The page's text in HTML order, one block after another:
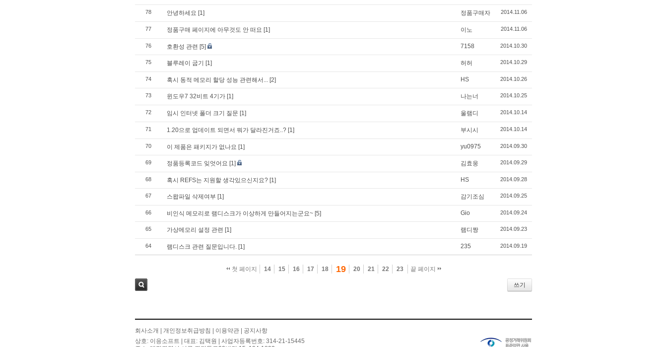
78 안녕하세요 [1] 정품구매자 2014.11.06
77 정품구매 페이지에 아무것도 안 떠요 [1] 이노 2014.11.06
76 호환성 관련 [5] 7158 2014.10.30
75 블루레이 굽기 [1] 허허 2014.10.29
74 혹시 동적 메모리 할당 성능 관련해서... [2] HS 2014.10.26
73 윈도우7 32비트 4기가 [1] 나는너 2014.10.25
72 임시 인터넷 폴더 크기 질문 [1] 울램디 2014.10.14
71 1.20으로 업데이트 되면서 뭐가 달라진거죠..? [1] 부시시 2014.10.14
70 이 제품은 패키지가 없나요 [1] yu0975 2014.09.30
69 정품등록코드 잊엇어요 [1] 김효웅 2014.09.29
68 혹시 REFS는 지원할 생각있으신지요? [1] HS 2014.09.28
67 스왑파일 삭제여부 [1] 감기조심 2014.09.25
66 비인식 메모리로 램디스크가 이상하게 만들어지는군요~ [5] Gio 2014.09.24
65 가상메모리 설정 관련 [1] 램디짱 2014.09.23
64 램디스크 관련 질문입니다. [1] 235 2014.09.19
첫 페이지 14 15 16 17 18 19 20 21 22 23 끝 페이지
쓰기
회사소개 개인정보취급방침 이용약관
공지사항
상호: 이응소프트 | 대표: 김택원 | 사업자등록번호: 314-21-15445